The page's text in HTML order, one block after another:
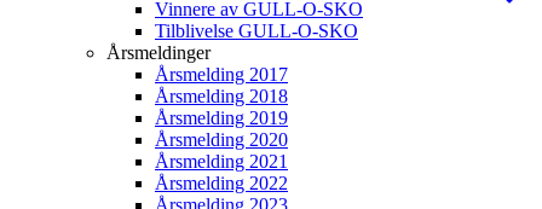
Vinnere av GULL-O-SKO
Tilblivelse GULL-O-SKO
Årsmeldinger
Årsmelding 2017
Årsmelding 2018
Årsmelding 2019
Årsmelding 2020
Årsmelding 2021
Årsmelding 2022
Årsmelding 2023